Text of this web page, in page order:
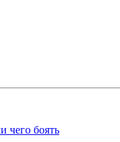
чего боять